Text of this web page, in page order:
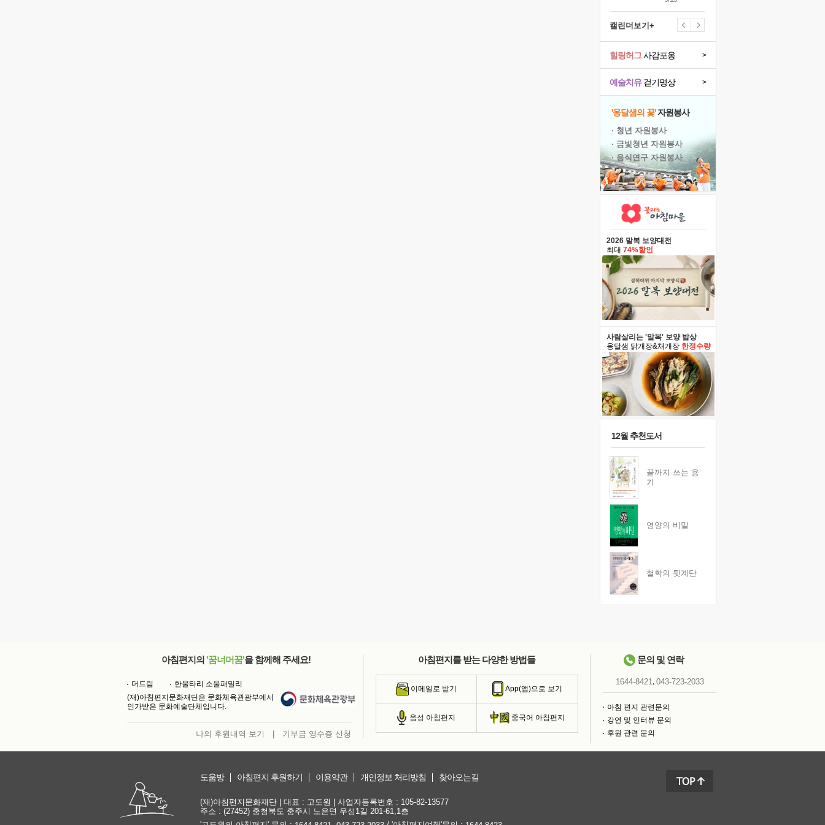
캘린더보기+
예술치유걷기명상 >
힐링허그사감포옹 >
'옹달샘의 꽃'자원봉사
· 청년 자원봉사
· 금빛청년 자원봉사
· 음식연구 자원봉사
2026 말복 보양대전
최대 74%할인
사람살리는 '말복' 보양 밥상
옹달샘 닭개장&채개장 한정수량
12월 추천도서
끝까지 쓰는 용
기
영양의 비밀
철학의 뒷계단
아침편지의 '꿈너머꿈'을 함께해 주세요!
더드림
한울타리 소울패밀리
(재)아침편지문화재단은 문화체육관광부에서
인가받은 문화예술단체입니다.
나의 후원내역 보기 기부금 영수증 신청
아침편지를 받는 다양한 방법들
이메일로 받기 App(앱)으로 보기
음성 아침편지 중국어 아침편지
문의 및 연락
1644-8421, 043-723-2033
아침 편지 관련문의
강연 및 인터뷰 문의
후원 관련 문의
도움방 아침편지 후원하기 이용약관 개인정보 처리방침 찾아오는길
(재)아침편지문화재단 | 대표 : 고도원 | 사업자등록번호 : 105-82-13577
주소 : (27452) 충청북도 충주시 노은면 우성1길 201-61,1층